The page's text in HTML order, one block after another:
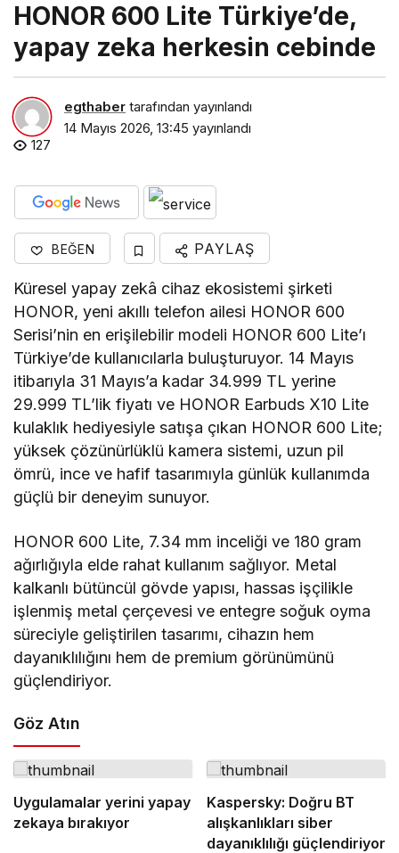
HONOR 600 Lite Türkiye’de,
yapay zeka herkesin cebinde
egthaber tarafından yayınlandı
14 Mayıs 2026, 13:45 yayınlandı
127
BEĞEN PAYLAŞ
Küresel yapay zekâ cihaz ekosistemi şirketi
HONOR, yeni akıllı telefon ailesi HONOR 600
Serisi’nin en erişilebilir modeli HONOR 600 Lite’ı
Türkiye’de kullanıcılarla buluşturuyor. 14 Mayıs
itibarıyla 31 Mayıs’a kadar 34.999 TL yerine
29.999 TL’lik fiyatı ve HONOR Earbuds X10 Lite
kulaklık hediyesiyle satışa çıkan HONOR 600 Lite;
yüksek çözünürlüklü kamera sistemi, uzun pil
ömrü, ince ve hafif tasarımıyla günlük kullanımda
güçlü bir deneyim sunuyor.
HONOR 600 Lite, 7.34 mm inceliği ve 180 gram
ağırlığıyla elde rahat kullanım sağlıyor. Metal
kalkanlı bütüncül gövde yapısı, hassas işçilikle
işlenmiş metal çerçevesi ve entegre soğuk oyma
süreciyle geliştirilen tasarımı, cihazın hem
dayanıklılığını hem de premium görünümünü
güçlendiriyor.
Göz Atın
Uygulamalar yerini yapay
zekaya bırakıyor
Kaspersky: Doğru BT
alışkanlıkları siber
dayanıklılığı güçlendiriyor